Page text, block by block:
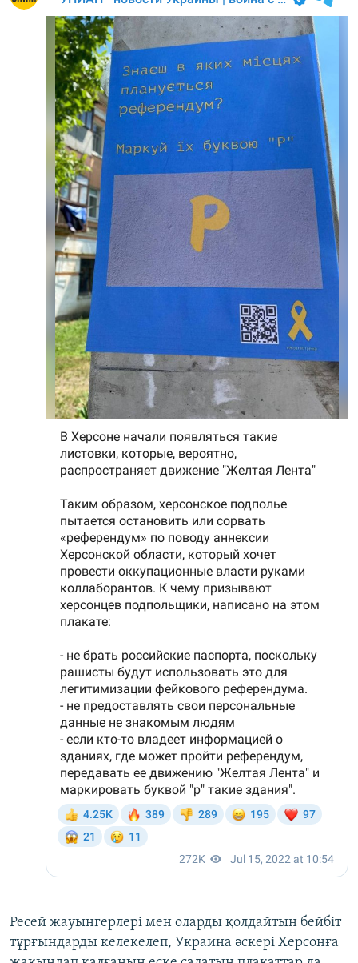
Ресей жауынгерлері мен оларды қолдайтын бейбіт
тұрғындарды келекелеп, Украина әскері Херсонға